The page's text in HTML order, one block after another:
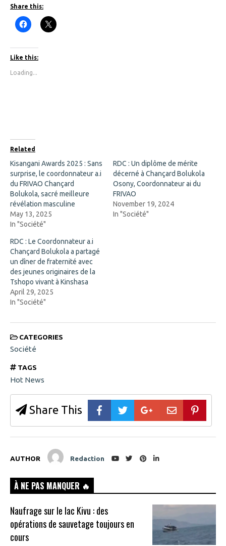
Share this:
C
l
k
t
o
h
b
o
o
k
(
O
p
e
n
s
i
n
e
w
i
n
d
o
w
)
C
l
i
n
n
e
w
w
i
n
Like this:
Loading...
Related
Kisangani Awards 2025 : Sans
surprise, le coordonnateur a.i
du FRIVAO Chançard
Bolukola, sacré meilleure
révélation masculine
May 13, 2025
In "Société"
RDC : Un diplôme de mérite
décerné à Chançard Bolukola
Osony, Coordonnateur ai du
FRIVAO
November 19, 2024
In "Société"
RDC : Le Coordonnateur a.i
Chançard Bolukola a partagé
un dîner de fraternité avec
des jeunes originaires de la
Tshopo vivant à Kinshasa
April 29, 2025
In "Société"
CATEGORIES
Société
TAGS
Hot News
Share This
AUTHOR Redaction
À NE PAS MANQUER 🔥
Naufrage sur le lac Kivu : des
opérations de sauvetage toujours en
cours